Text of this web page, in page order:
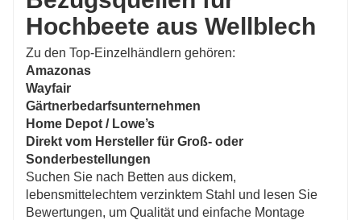
Hochbeete aus Wellblech
Zu den Top-Einzelhändlern gehören:
Amazonas
Wayfair
Gärtnerbedarfsunternehmen
Home Depot / Lowe’s
Direkt vom Hersteller für Groß- oder
Sonderbestellungen
Suchen Sie nach Betten aus dickem,
lebensmittelechtem verzinktem Stahl und lesen Sie
Bewertungen, um Qualität und einfache Montage